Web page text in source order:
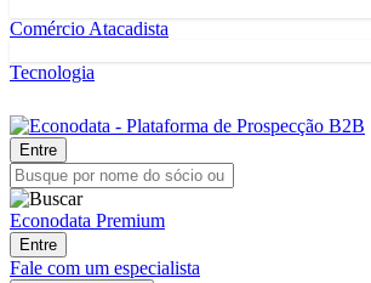
Comércio Atacadista
Tecnologia
Entre
Econodata Premium
Entre
Fale com um especialista